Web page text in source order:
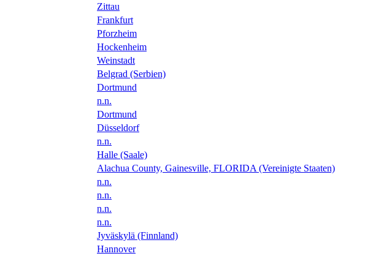
Zittau
Frankfurt
Pforzheim
Hockenheim
Weinstadt
Belgrad (Serbien)
Dortmund
n.n.
Dortmund
Düsseldorf
n.n.
Halle (Saale)
Alachua County, Gainesville, FLORIDA (Vereinigte Staaten)
n.n.
n.n.
n.n.
n.n.
Jyväskylä (Finnland)
Hannover